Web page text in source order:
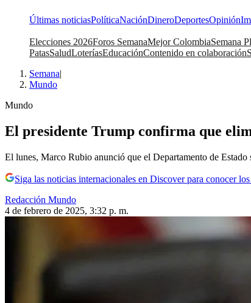
Últimas noticiasPolíticaNaciónDineroDeportesOpinión
Elecciones 2026Foros SemanaMejor ColombiaSemana
PatasSaludLoteríasEducaciónContenido en colaboración
Semana|
Mundo
Mundo
El presidente Trump confirma que
El lunes, Marco Rubio anunció que el Departamento de Estado
Siga las noticias internacionales en Discover para conocer
Redacción Mundo
4 de febrero de 2025, 3:32 p. m.